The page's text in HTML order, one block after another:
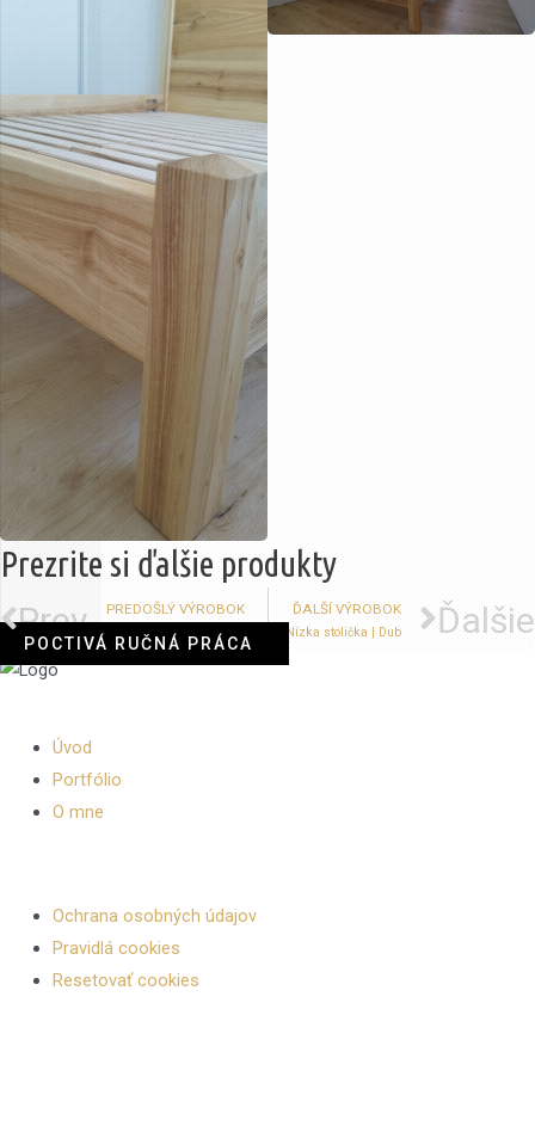
Prezrite si ďalšie produkty
Prev PREDOŠLÝ VÝROBOK
Pohodlná lavica | Jaseň
ĎALŠÍ VÝROBOK
Nízka stolička | Dub Ďalšie
Úvod
Portfólio
O mne
Ochrana osobných údajov
Pravidlá cookies
Resetovať cookies